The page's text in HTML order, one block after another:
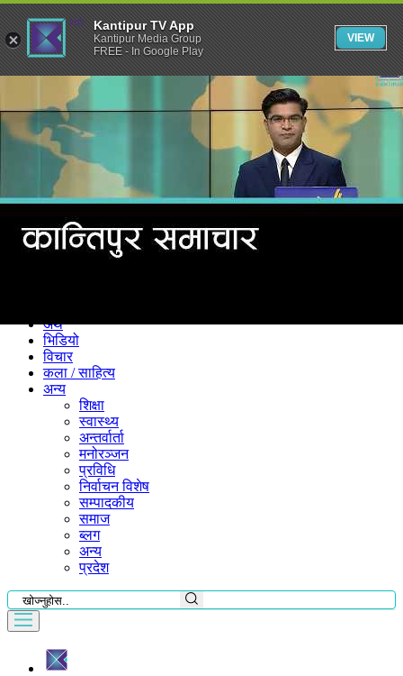
अर्थ
भिडियो
विचार
कला / साहित्य
अन्य
शिक्षा
स्वास्थ्य
अन्तर्वार्ता
मनोरञ्जन
प्रविधि
निर्वाचन विशेष
सम्पादकीय
समाज
ब्लग
अन्य
प्रदेश
Kantipur TV App
Kantipur Media Group
FREE - In Google Play
VIEW